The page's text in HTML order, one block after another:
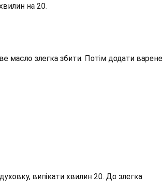
на 20.
масло злегка збити. Потім додати варене
випікати хвилин 20. До злегка